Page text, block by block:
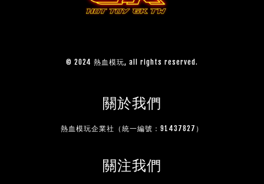
© 2024 熱血模玩, all rights reserved.
關於我們
熱血模玩企業社（統一編號：91437827）
關注我們